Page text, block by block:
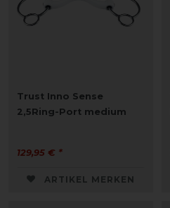
Trust Inno Sense
2,5Ring-Port medium
129,95 € *
ARTIKEL MERKEN